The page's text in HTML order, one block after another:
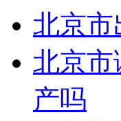
北京市
北京市
产吗